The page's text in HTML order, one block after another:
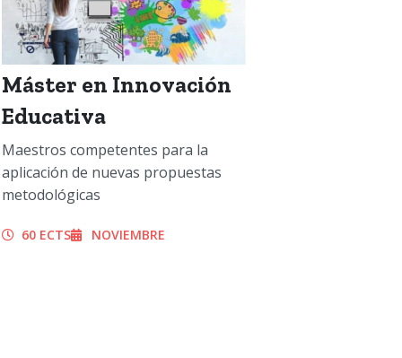
Máster en Innovación
Educativa
Maestros competentes para la
aplicación de nuevas propuestas
metodológicas
60 ECTS NOVIEMBRE